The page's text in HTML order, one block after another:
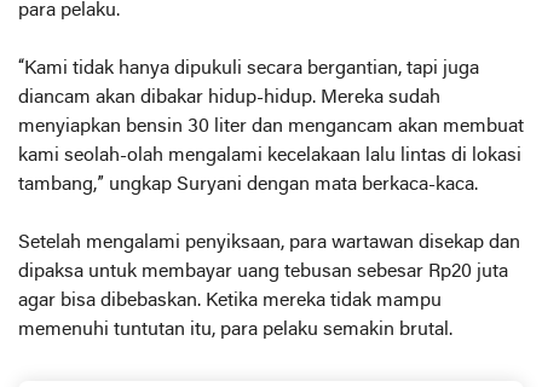
para pelaku.
“Kami tidak hanya dipukuli secara bergantian, tapi juga
diancam akan dibakar hidup-hidup. Mereka sudah
menyiapkan bensin 30 liter dan mengancam akan membuat
kami seolah-olah mengalami kecelakaan lalu lintas di lokasi
tambang,” ungkap Suryani dengan mata berkaca-kaca.
Setelah mengalami penyiksaan, para wartawan disekap dan
dipaksa untuk membayar uang tebusan sebesar Rp20 juta
agar bisa dibebaskan. Ketika mereka tidak mampu
memenuhi tuntutan itu, para pelaku semakin brutal.